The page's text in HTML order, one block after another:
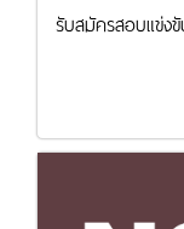
รับสมัครสอบแข่ง